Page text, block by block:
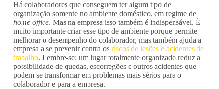
Há colaboradores que conseguem ter algum tipo de
organização somente no ambiente doméstico, em regime de
home office. Mas na empresa isso também é indispensável. É
muito importante criar esse tipo de ambiente porque permite
melhorar o desempenho do colaborador, mas também ajuda a
empresa a se prevenir contra os riscos de lesões e acidentes de
trabalho. Lembre-se: um lugar totalmente organizado reduz a
possibilidade de quedas, escorregões e outros acidentes que
podem se transformar em problemas mais sérios para o
colaborador e para a empresa.